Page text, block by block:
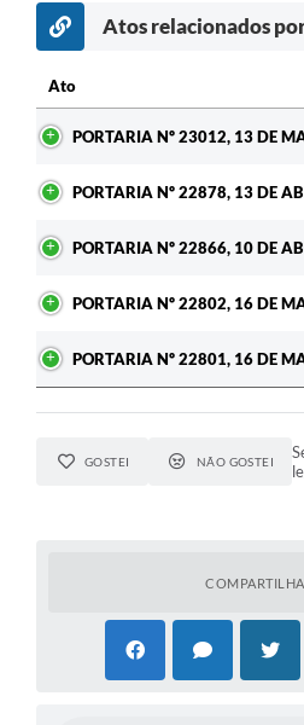
Atos relacionados
Ato
PORTARIA Nº 23012, 13 DE
PORTARIA Nº 22878, 13 DE
PORTARIA Nº 22866, 10 DE
PORTARIA Nº 22802, 16 DE
PORTARIA Nº 22801, 16 DE
GOSTEI NÃO GOSTEI